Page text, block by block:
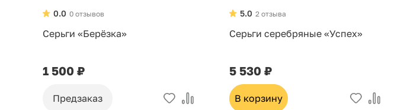
0 отзывов
0.0
Серьги «Берёзка»
1 500 ₽
Предзаказ
2 отзыва
5.0
Серьги серебряные «Успех»
5 530 ₽
В корзину